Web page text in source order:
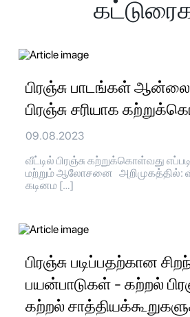
பிரஞ்சு பாடங்கள்
பிரஞ்சு சரியாக
09.08.2023
வீட்டில் பிரஞ்சு கற்றுக்கொள்வது
மற்றும் ஆலோசனை அறிமுகத்தில்:
கடினம […]
பிரஞ்சு படிப்பதற்கான
பயன்பாடுகள் - கற்றல்
கற்றல்